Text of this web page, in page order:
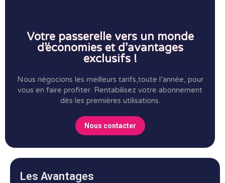
Votre passerelle vers un monde
d’économies et d’avantages
exclusifs !
Nous négocions les meilleurs tarifs,toute l’année, pour
vous en faire profiter. Rentabilisez votre abonnement
dès les premières utilisations.
Nous contacter
Les Avantages